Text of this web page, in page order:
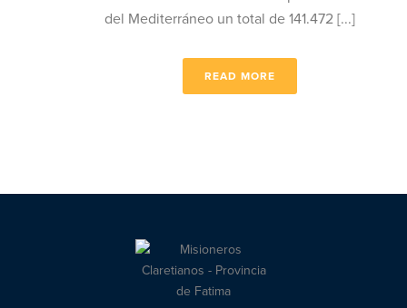
del Mediterráneo un total de 141.472 [...]
READ MORE